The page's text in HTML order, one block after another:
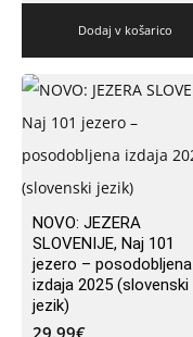
Dodaj v košarico
NOVO: JEZERA
SLOVENIJE, Naj 101
jezero – posodobljena
izdaja 2025 (slovenski
jezik)
29.99€